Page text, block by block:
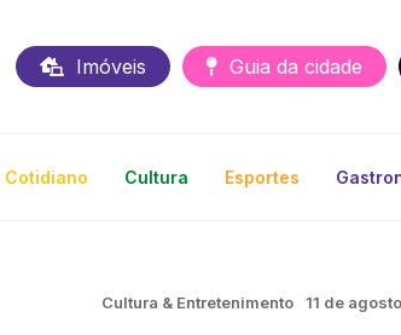
Imóveis Guia da cidade
Cotidiano Cultura Esportes
Cultura & Entretenimento 11 de